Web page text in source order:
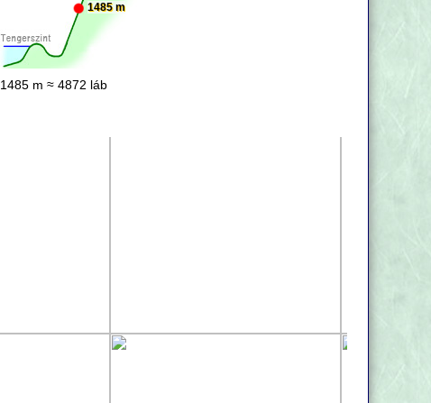
1485 m
1485 m ≈ 4872 láb